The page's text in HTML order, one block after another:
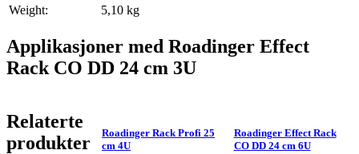
Weight:
5,10 kg
Applikasjoner med Roadinger Effect
Rack CO DD 24 cm 3U
Relaterte
produkter
Roadinger Rack Profi 25
cm 4U
Roadinger Effect Rack
CO DD 24 cm 6U